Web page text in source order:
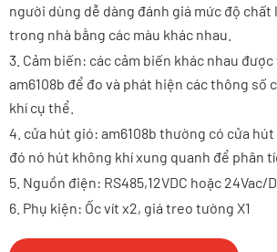
người dùng dễ dàng đánh giá mức độ
trong nhà bằng các màu khác nhau.
3. Cảm biến: các cảm biến khác nhau
am6108b để đo và phát hiện các thông số
khí cụ thể.
4. cửa hút gió: am6108b thường có cửa
đó nó hút không khí xung quanh để phân
5. Nguồn điện: RS485,12VDC hoặc 24Vac/
6. Phụ kiện: Ốc vít x2, giá treo tường X1